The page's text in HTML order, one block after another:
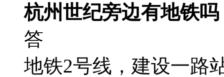
杭州世纪旁边有地铁
答
地铁2号线，建设一路